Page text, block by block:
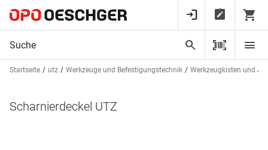
Startseite utz Werkzeuge und Befestigungstechnik Werkzeugkisten und
Scharnierdeckel UTZ